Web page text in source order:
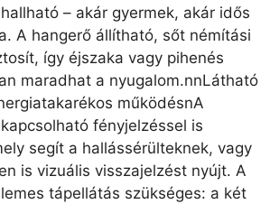
– akár gyermek, akár idős
A hangerő állítható, sőt némítási
így éjszaka vagy pihenés
maradhat a nyugalom.nnLátható
működésnA
fényjelzéssel is
segít a hallássérülteknek, vagy
is vizuális visszajelzést nyújt. A
tápellátás szükséges: a két